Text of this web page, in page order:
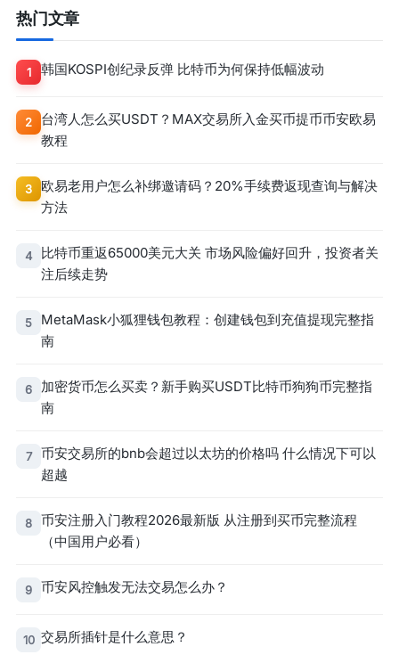
热门文章
1 韩国KOSPI创纪录反弹 比特币为何保持低幅波动
2
台湾人怎么买USDT？MAX交易所入金买币提币币安欧易
教程
3
欧易老用户怎么补绑邀请码？20%手续费返现查询与解决
方法
4
比特币重返65000美元大关 市场风险偏好回升，投资者关
注后续走势
5
MetaMask小狐狸钱包教程：创建钱包到充值提现完整指
南
6
加密货币怎么买卖？新手购买USDT比特币狗狗币完整指
南
7
币安交易所的bnb会超过以太坊的价格吗 什么情况下可以
超越
8
币安注册入门教程2026最新版 从注册到买币完整流程
（中国用户必看）
9 币安风控触发无法交易怎么办？
10 交易所插针是什么意思？